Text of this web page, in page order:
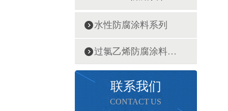
水性防腐涂料系列
过氯乙烯防腐涂料系列
联系我们
CONTACT US